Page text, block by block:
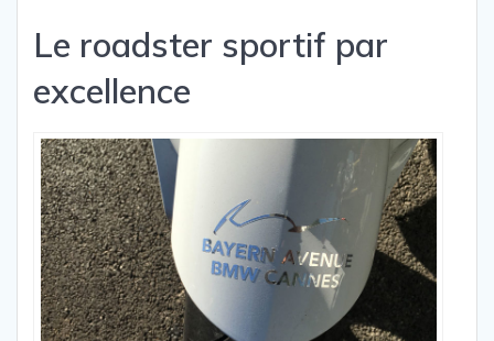
Le roadster sportif par
excellence